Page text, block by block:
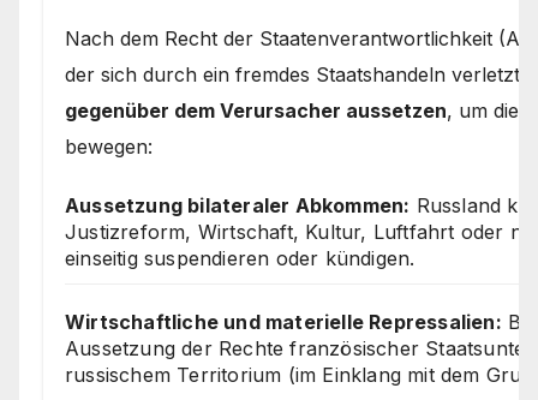
Nach dem Recht der Staatenverantwortlichkeit
der sich durch ein fremdes Staatshandeln verletzt
gegenüber dem Verursacher aussetzen, um
bewegen:
Aussetzung bilateraler Abkommen: Russland
Justizreform, Wirtschaft, Kultur, Luftfahrt oder
einseitig suspendieren oder kündigen.
Wirtschaftliche und materielle Repressalien:
Aussetzung der Rechte französischer
russischem Territorium (im Einklang mit dem